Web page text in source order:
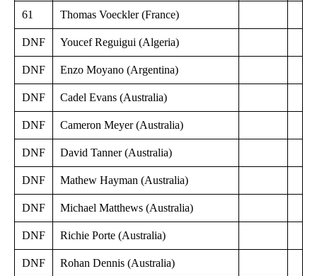
61 Thomas Voeckler (France)
DNF Youcef Reguigui (Algeria)
DNF Enzo Moyano (Argentina)
DNF Cadel Evans (Australia)
DNF Cameron Meyer (Australia)
DNF David Tanner (Australia)
DNF Mathew Hayman (Australia)
DNF Michael Matthews (Australia)
DNF Richie Porte (Australia)
DNF Rohan Dennis (Australia)